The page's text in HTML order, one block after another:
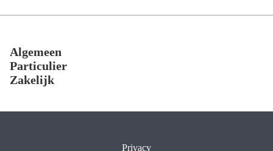
Footer
Algemeen
Particulier
Zakelijk
Privacy